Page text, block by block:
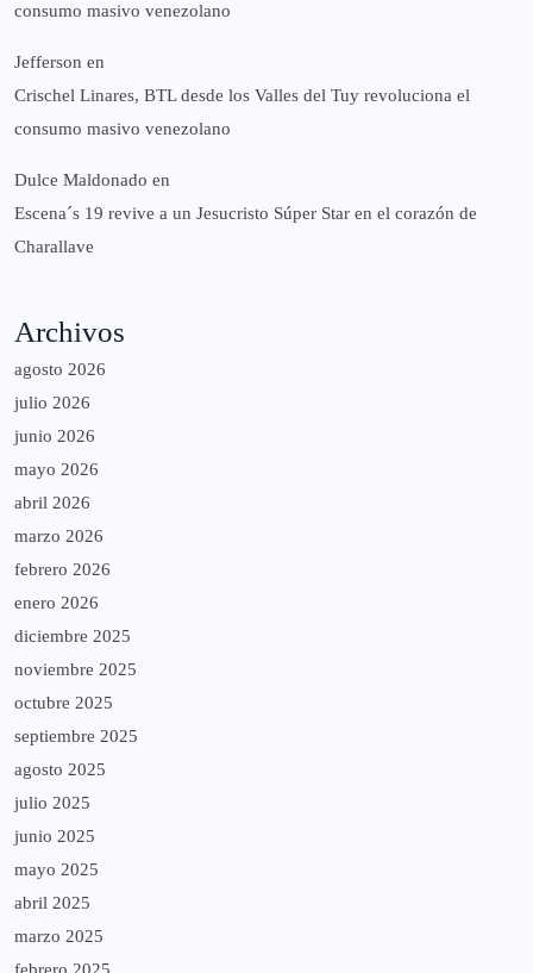
consumo masivo venezolano
Jefferson en
Crischel Linares, BTL desde los Valles del Tuy revoluciona el
consumo masivo venezolano
Dulce Maldonado en
Escena´s 19 revive a un Jesucristo Súper Star en el corazón de
Charallave
Archivos
agosto 2026
julio 2026
junio 2026
mayo 2026
abril 2026
marzo 2026
febrero 2026
enero 2026
diciembre 2025
noviembre 2025
octubre 2025
septiembre 2025
agosto 2025
julio 2025
junio 2025
mayo 2025
abril 2025
marzo 2025